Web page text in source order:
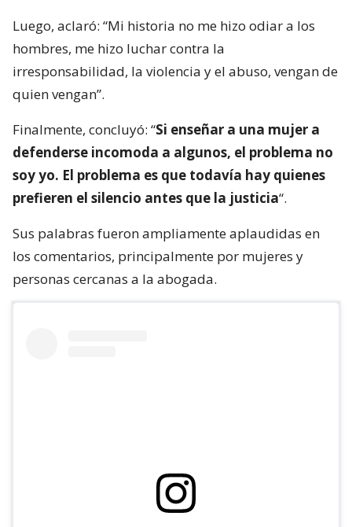
Luego, aclaró: “Mi historia no me hizo odiar a los
hombres, me hizo luchar contra la
irresponsabilidad, la violencia y el abuso, vengan de
quien vengan”.
Finalmente, concluyó: “Si enseñar a una mujer a
defenderse incomoda a algunos, el problema no
soy yo. El problema es que todavía hay quienes
prefieren el silencio antes que la justicia“.
Sus palabras fueron ampliamente aplaudidas en
los comentarios, principalmente por mujeres y
personas cercanas a la abogada.